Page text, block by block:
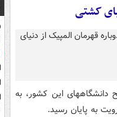
کشتی
دانشگاههای این کشور، به
به پایان رسید.